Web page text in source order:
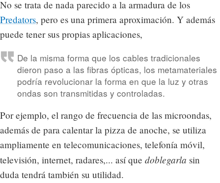
No se trata de nada parecido a la armadura de los
Predators, pero es una primera aproximación. Y además
puede tener sus propias aplicaciones,
De la misma forma que los cables tradicionales
dieron paso a las fibras ópticas, los metamateriales
podría revolucionar la forma en que la luz y otras
ondas son transmitidas y controladas.
Por ejemplo, el rango de frecuencia de las microondas,
además de para calentar la pizza de anoche, se utiliza
ampliamente en telecomunicaciones, telefonía móvil,
televisión, internet, radares,... así que doblegarla sin
duda tendrá también su utilidad.